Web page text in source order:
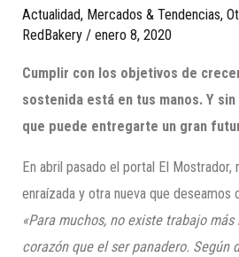
Actualidad, Mercados & Tendencias,
RedBakery /enero 8, 2020
Cumplir con los objetivos de
sostenida está en tus manos.Y
que puede entregarte un gran
En abril pasado el portal El
enraízada y otra nueva que deseamos
«Para muchos, no existe trabajo
corazón que el ser panadero. Según